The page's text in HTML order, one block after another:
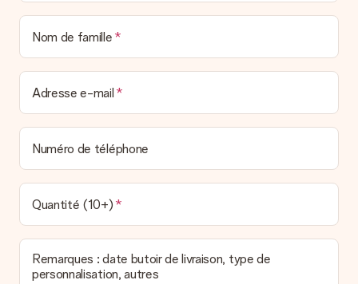
Nom de famille
Adresse e-mail
Numéro de téléphone
Quantité (10+)
Remarques : date butoir de livraison, type de
personnalisation, autres